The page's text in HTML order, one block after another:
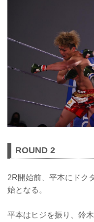
ROUND 2
2R開始前、平本にドク
始となる。
平本はヒジを振り、鈴